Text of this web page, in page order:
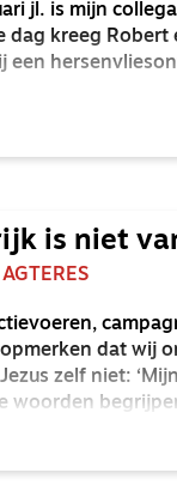
jl. is mijn
dag kreeg
een
uit het leven
Thijs, waarvan
is niet
dat wij
zelf niet:
woorden
politiek te